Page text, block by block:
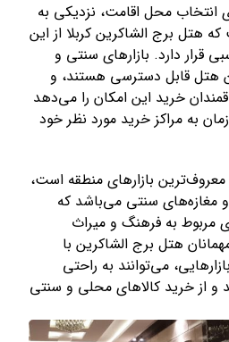
انتخاب محل اقامت، نزدیکی به
هتل برج الشاکرین کربلا از این
قرار دارد. بازارهای سنتی و
هتل قابل دسترسی هستند، و
خرید این امکان را می‌دهد
به مراکز خرید مورد نظر خود
معروف‌ترین بازارهای منطقه است،
مغازه‌های سنتی می‌باشد که
مربوط به فرهنگ و میراث
هتل برج الشاکرین با
می‌توانند به راحتی
و از خرید کالاهای محلی و سنتی